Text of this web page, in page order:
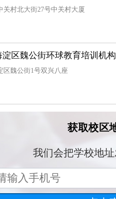
关村北大街27号中关村大厦
淀区魏公街环球教育培训机构
区魏公街1号双兴八座